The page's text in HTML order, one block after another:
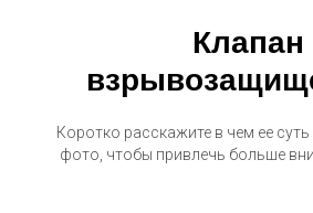
Клапан
Коротко расскажите в чем ее
фото, чтобы привлечь больше